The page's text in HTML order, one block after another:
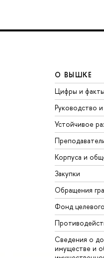
О ВЫШКЕ
Цифры и факты
Руководство
Устойчивое
Корпуса и
Закупки
Обращения
Фонд
Сведения о
имуществе и